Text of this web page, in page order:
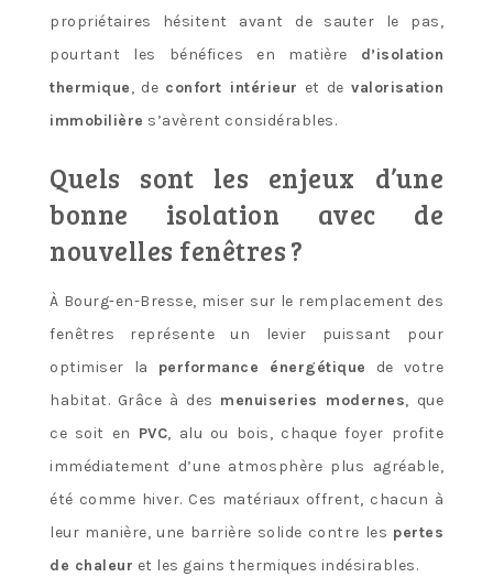
propriétaires hésitent avant de sauter le pas,
pourtant les bénéfices en matière d’isolation
thermique, de confort intérieur et devalorisation
immobilière s’avèrent considérables.
Quels sont les enjeux d’une
bonne isolation avec de
nouvelles fenêtres ?
À Bourg-en-Bresse, miser sur le remplacement des
fenêtres représente un levier puissant pour
optimiser la performance énergétique de votre
habitat. Grâce à des menuiseries modernes, que
ce soit en PVC, alu ou bois, chaque foyer profite
immédiatement d’une atmosphère plus agréable,
été comme hiver. Ces matériaux offrent, chacun à
leur manière, une barrière solide contre les pertes
de chaleur et les gains thermiques indésirables.